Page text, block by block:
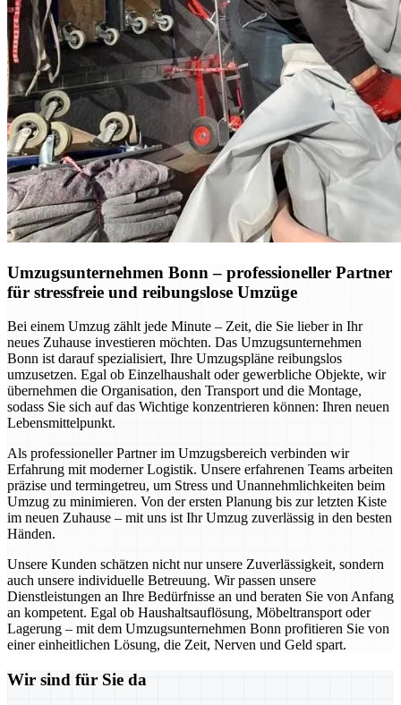
Umzugsunternehmen Bonn – professioneller Partner
für stressfreie und reibungslose Umzüge
Bei einem Umzug zählt jede Minute – Zeit, die Sie lieber in Ihr
neues Zuhause investieren möchten. Das Umzugsunternehmen
Bonn ist darauf spezialisiert, Ihre Umzugspläne reibungslos
umzusetzen. Egal ob Einzelhaushalt oder gewerbliche Objekte, wir
übernehmen die Organisation, den Transport und die Montage,
sodass Sie sich auf das Wichtige konzentrieren können: Ihren neuen
Lebensmittelpunkt.
Als professioneller Partner im Umzugsbereich verbinden wir
Erfahrung mit moderner Logistik. Unsere erfahrenen Teams arbeiten
präzise und termingetreu, um Stress und Unannehmlichkeiten beim
Umzug zu minimieren. Von der ersten Planung bis zur letzten Kiste
im neuen Zuhause – mit uns ist Ihr Umzug zuverlässig in den besten
Händen.
Unsere Kunden schätzen nicht nur unsere Zuverlässigkeit, sondern
auch unsere individuelle Betreuung. Wir passen unsere
Dienstleistungen an Ihre Bedürfnisse an und beraten Sie von Anfang
an kompetent. Egal ob Haushaltsauflösung, Möbeltransport oder
Lagerung – mit dem Umzugsunternehmen Bonn profitieren Sie von
einer einheitlichen Lösung, die Zeit, Nerven und Geld spart.
Wir sind für Sie da